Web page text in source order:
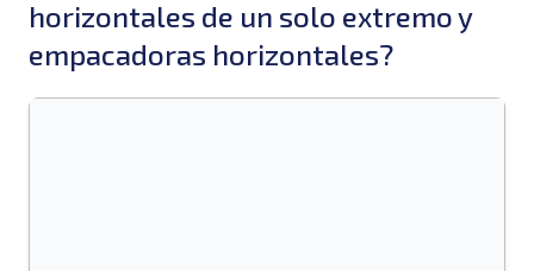
horizontales de un solo extremo y
empacadoras horizontales?